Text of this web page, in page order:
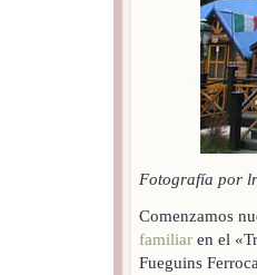
Fotografía por
Comenzamos
familiar en el
Fueguins